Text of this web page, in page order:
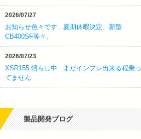
2026/07/27
お知らせ色々です...夏期休暇決定、新型
CB400SF等々。
2026/07/23
XSR155 慣らし中...まだインプレ出来る程乗っ
てません
製品開発ブログ